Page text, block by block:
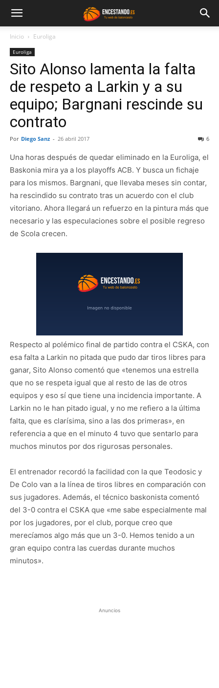
Inicio Euroliga
Euroliga
Sito Alonso lamenta la falta
de respeto a Larkin y a su
equipo; Bargnani rescinde su
contrato
Por Diego Sanz - 26 abril 2017 6
Una horas después de quedar eliminado en la Euroliga, el
Baskonia mira ya a los playoffs ACB. Y busca un fichaje
para los mismos. Bargnani, que llevaba meses sin contar,
ha rescindido su contrato tras un acuerdo con el club
vitoriano. Ahora llegará un refuerzo en la pintura más que
necesario y las especulaciones sobre el posible regreso
de Scola crecen.
Respecto al polémico final de partido contra el CSKA, con
esa falta a Larkin no pitada que pudo dar tiros libres para
ganar, Sito Alonso comentó que «tenemos una estrella
que no se respeta igual que al resto de las de otros
equipos y eso sí que tiene una incidencia importante. A
Larkin no le han pitado igual, y no me refiero a la última
falta, que es clarísima, sino a las dos primeras», en
referencia a que en el minuto 4 tuvo que sentarlo para
muchos minutos por dos rigurosas personales.
El entrenador recordó la facilidad con la que Teodosic y
De Colo van a la línea de tiros libres en comparación con
sus jugadores. Además, el técnico baskonista comentó
del 3-0 contra el CSKA que «me sabe especialmente mal
por los jugadores, por el club, porque creo que
merecíamos algo más que un 3-0. Hemos tenido a un
gran equipo contra las cuerdas durante muchos
minutos».
Anuncios